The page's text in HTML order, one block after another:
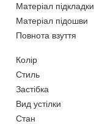
Матеріал підкладки
Матеріал підошви
Повнота взуття
Колір
Стиль
Застібка
Вид устілки
Стан